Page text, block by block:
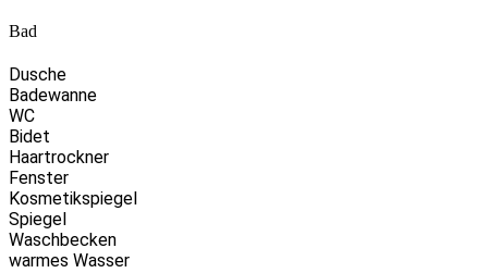
Bad
Dusche
Badewanne
WC
Bidet
Haartrockner
Fenster
Kosmetikspiegel
Spiegel
Waschbecken
warmes Wasser